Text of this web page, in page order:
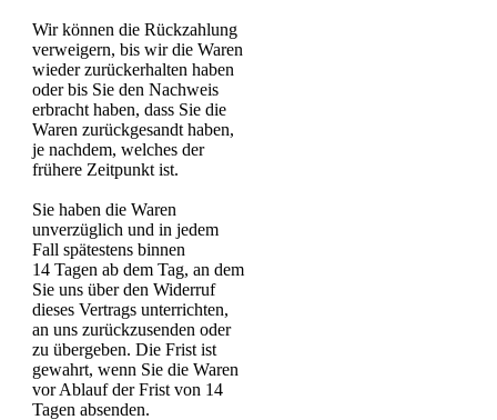
Wir können die Rückzahlung
verweigern, bis wir die Waren
wieder zurückerhalten haben
oder bis Sie den Nachweis
erbracht haben, dass Sie die
Waren zurückgesandt haben,
je nachdem, welches der
frühere Zeitpunkt ist.
Sie haben die Waren
unverzüglich und in jedem
Fall spätestens binnen
14 Tagen ab dem Tag, an dem
Sie uns über den Widerruf
dieses Vertrags unterrichten,
an uns zurückzusenden oder
zu übergeben. Die Frist ist
gewahrt, wenn Sie die Waren
vor Ablauf der Frist von 14
Tagen absenden.